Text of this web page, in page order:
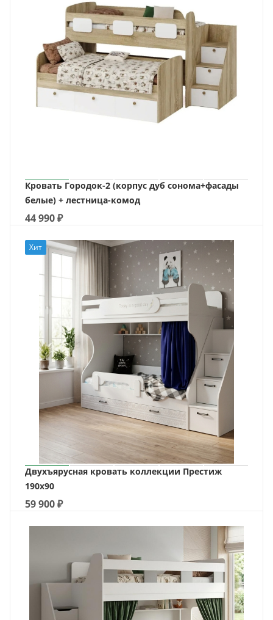
Кровать Городок-2 (корпус дуб сонома+фасады
белые) + лестница-комод
44 990₽
Хит
Двухъярусная кровать коллекции Престиж
190х90
59 900₽